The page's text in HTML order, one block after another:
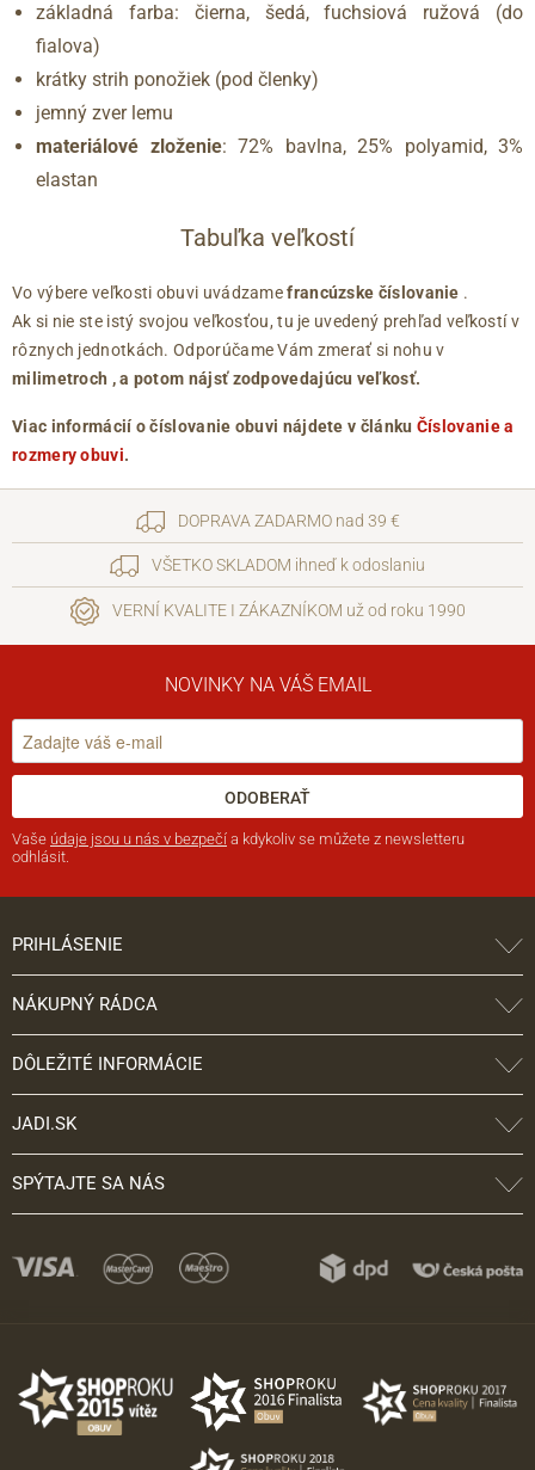
základná farba: čierna,šedá, fuchsiová ružová (do
fialova)
krátky strih ponožiek (pod členky)
jemný zver lemu
materiálové zloženie: 72% bavlna, 25% polyamid, 3%
elastan
Tabuľka veľkostí
Vo výbere veľkosti obuvi uvádzamefrancúzske číslovanie .
Ak si nie ste istý svojou veľkosťou, tu je uvedený prehľad veľkostí v
rôznych jednotkách. Odporúčame Vám zmerať si nohu v
milimetroch , a potom nájsť zodpovedajúcu veľkosť.
Viac informácií o číslovanie obuvi nájdete v článku Číslovanie a
rozmery obuvi.
DOPRAVA ZADARMO nad 39 €
VŠETKO SKLADOM ihneď k odoslaniu
VERNÍ KVALITE I ZÁKAZNÍKOM už od roku 1990
NOVINKY NA VÁŠ EMAIL
ODOBERAŤ
Vaše údaje jsou u nás v bezpečí a kdykoliv se můžete z newsletteru
odhlásit.
PRIHLÁSENIE
NÁKUPNÝ RÁDCA
DÔLEŽITÉ INFORMÁCIE
JADI.SK
SPÝTAJTE SA NÁS